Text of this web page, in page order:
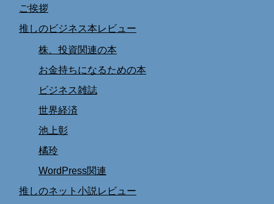
ご挨拶
推しのビジネス本レビュー
株、投資関連の本
お金持ちになるための本
ビジネス雑誌
世界経済
池上彰
橘玲
WordPress関連
推しのネット小説レビュー